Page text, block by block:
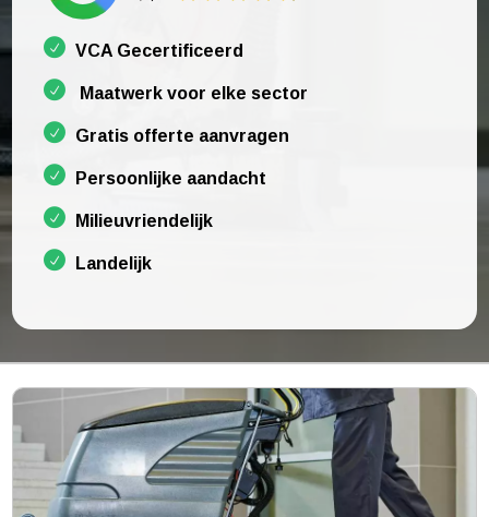
VCA Gecertificeerd
Maatwerk voor elke sector
Gratis offerte aanvragen
Persoonlijke aandacht
Milieuvriendelijk
Landelijk